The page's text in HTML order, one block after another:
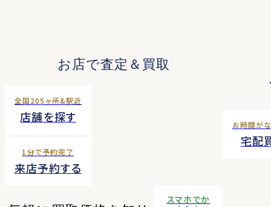
お店で査定＆買取
全国205ヶ所&駅近
店舗を探す
1分で予約完了
来店予約する
お時間が
宅配
スマホでか